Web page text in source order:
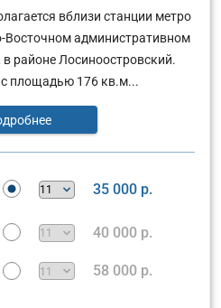
вблизи станции метро
Восточном административном
районе Лосиноостровский.
площадью 176 кв.м...
35 000 р.
40 000 р.
58 000 р.